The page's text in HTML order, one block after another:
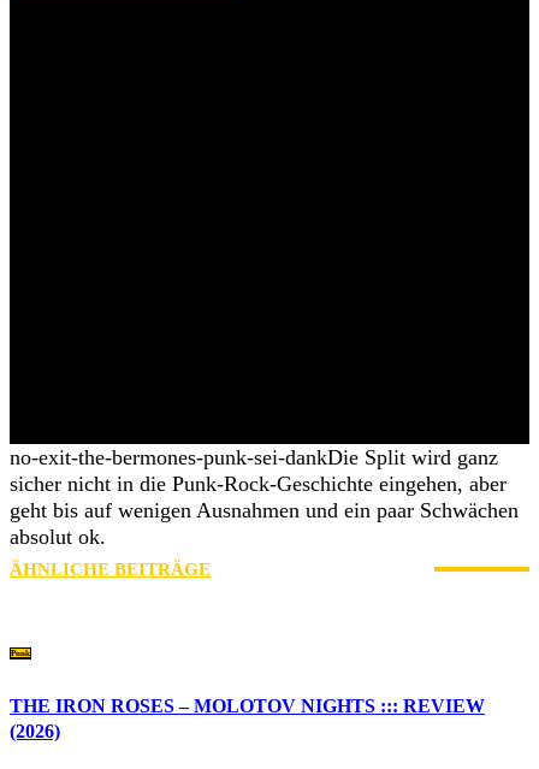
no-exit-the-bermones-punk-sei-dankDie Split wird ganz
sicher nicht in die Punk-Rock-Geschichte eingehen, aber
geht bis auf wenigen Ausnahmen und ein paar Schwächen
absolut ok.
ÄHNLICHE BEITRÄGE
Punk
THE IRON ROSES – MOLOTOV NIGHTS ::: REVIEW
(2026)